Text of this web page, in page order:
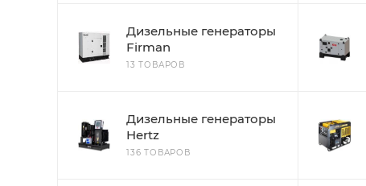
Дизельные генераторы
Firman
13 ТОВАРОВ
Дизельные генераторы
Hertz
136 ТОВАРОВ